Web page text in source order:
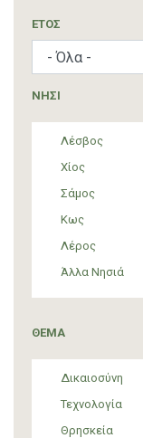
ΈΤΟΣ
ΝΗΣΙ
Λέσβος
Χίος
Σάμος
Κως
Λέρος
Άλλα Νησιά
ΘΕΜΑ
Δικαιοσύνη
Τεχνολογία
Θρησκεία